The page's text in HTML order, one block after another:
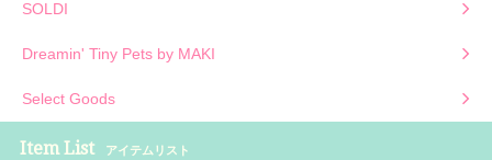
SOLDI
Dreamin' Tiny Pets by MAKI
Select Goods
Item List アイテムリスト